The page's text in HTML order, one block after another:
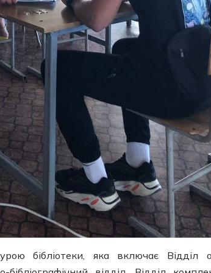
бібліотеки, яка включає Відділ